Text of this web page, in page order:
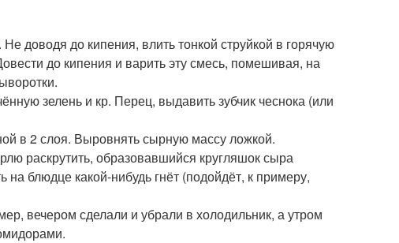
доводя до кипения, влить тонкой струйкой в горячую
до кипения и варить эту смесь, помешивая, на
зелень и кр. Перец, выдавить зубчик чеснока (или
в 2 слоя. Выровнять сырную массу ложкой.
раскрутить, образовавшийся кругляшок сыра
блюдце какой-нибудь гнёт (подойдёт, к примеру,
вечером сделали и убрали в холодильник, а утром